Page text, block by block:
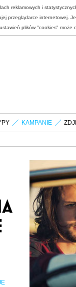
reklamowych i
przeglądarce internetowej.
plików "cookies" może
KAMPANIE